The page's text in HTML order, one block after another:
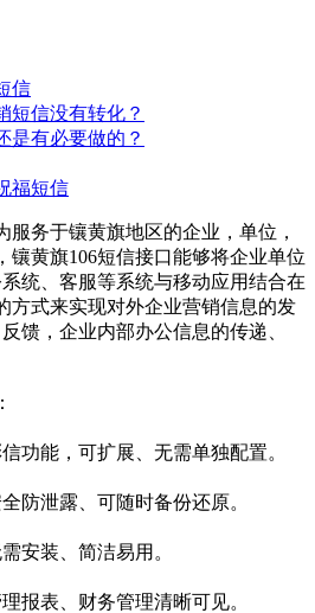
信
短信没有转化？
是有必要做的？
福短信
服务于镶黄旗地区的企业，单位，
镶黄旗106短信接口能够将企业单位
统、客服等系统与移动应用结合在
方式来实现对外企业营销信息的发
馈，企业内部办公信息的传递、
功能，可扩展、无需单独配置。
防泄露、可随时备份还原。
安装、简洁易用。
报表、财务管理清晰可见。